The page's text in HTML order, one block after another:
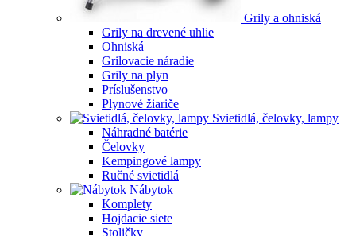
Grily a ohniská
Grily na drevené uhlie
Ohniská
Grilovacie náradie
Grily na plyn
Príslušenstvo
Plynové žiariče
Svietidlá, čelovky, lampy
Náhradné batérie
Čelovky
Kempingové lampy
Ručné svietidlá
Nábytok
Komplety
Hojdacie siete
Stoličky